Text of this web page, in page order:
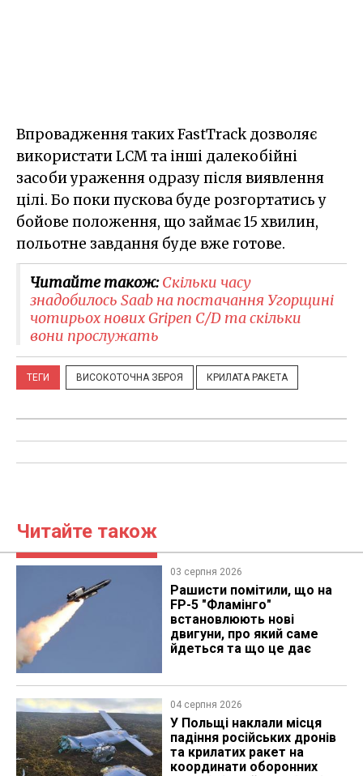
Впровадження таких FastTrack дозволяє
використати LCM та інші далекобійні
засоби ураження одразу після виявлення
цілі. Бо поки пускова буде розгортатись у
бойове положення, що займає 15 хвилин,
польотне завдання буде вже готове.
Читайте також:Скільки часу
знадобилось Saab на постачання Угорщині
чотирьох нових Gripen C/D та скільки
вони прослужать
ТЕГИ ВИСОКОТОЧНА ЗБРОЯ КРИЛАТА РАКЕТА
Читайте також
03 серпня 2026
Рашисти помітили, що на
FP-5 "Фламінго"
встановлюють нові
двигуни, про який саме
йдеться та що це дає
04 серпня 2026
У Польщі наклали місця
падіння російських дронів
та крилатих ракет на
координати оборонних